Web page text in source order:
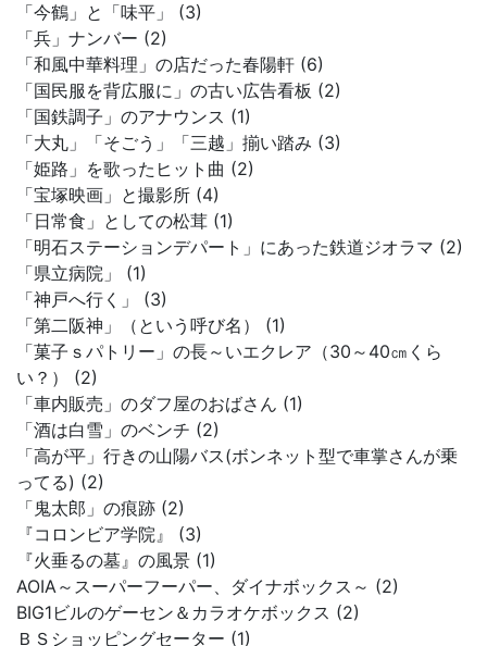
「今鶴」と「味平」 (3)
「兵」ナンバー (2)
「和風中華料理」の店だった春陽軒 (6)
「国民服を背広服に」の古い広告看板 (2)
「国鉄調子」のアナウンス (1)
「大丸」「そごう」「三越」揃い踏み (3)
「姫路」を歌ったヒット曲 (2)
「宝塚映画」と撮影所 (4)
「日常食」としての松茸 (1)
「明石ステーションデパート」にあった鉄道ジオラマ (2)
「県立病院」 (1)
「神戸へ行く」 (3)
「第二阪神」（という呼び名） (1)
「菓子ｓパトリー」の長～いエクレア（30～40㎝くら
い？） (2)
「車内販売」のダフ屋のおばさん (1)
「酒は白雪」のベンチ (2)
「高が平」行きの山陽バス(ボンネット型で車掌さんが乗
ってる) (2)
「鬼太郎」の痕跡 (2)
『コロンビア学院』 (3)
『火垂るの墓』の風景 (1)
AOIA～スーパーフーパー、ダイナボックス～ (2)
BIG1ビルのゲーセン＆カラオケボックス (2)
ＢＳショッピングセーター (1)